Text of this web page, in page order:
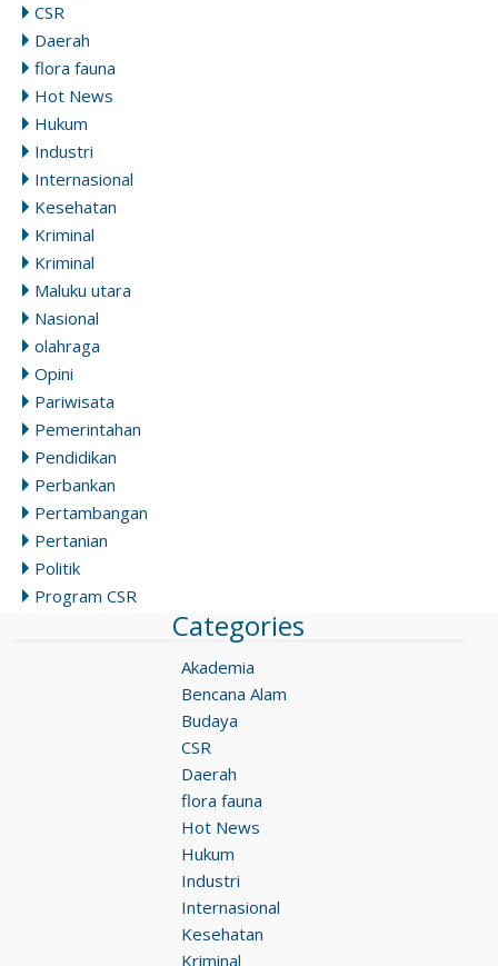
CSR
Daerah
flora fauna
Hot News
Hukum
Industri
Internasional
Kesehatan
Kriminal
Kriminal
Maluku utara
Nasional
olahraga
Opini
Pariwisata
Pemerintahan
Pendidikan
Perbankan
Pertambangan
Pertanian
Politik
Program CSR
Categories
Akademia
Bencana Alam
Budaya
CSR
Daerah
flora fauna
Hot News
Hukum
Industri
Internasional
Kesehatan
Kriminal